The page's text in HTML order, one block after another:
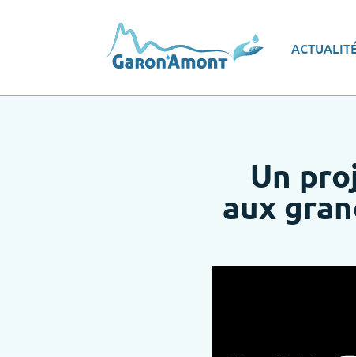
Vue d’ensemble
Un
aux